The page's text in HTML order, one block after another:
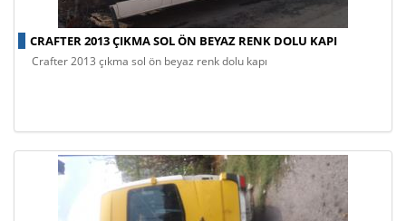
CRAFTER 2013 ÇIKMA SOL ÖN BEYAZ RENK DOLU KAPI
crafter 2013 çıkma sol ön beyaz renk dolu kapı